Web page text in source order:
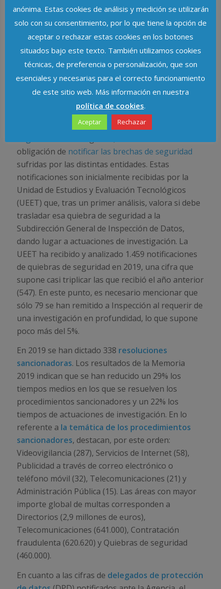
pasando de 594 de 2018 a 709 en 2019. En cuanto
a los casos con componentes transfronterizos que
afectan a ciudadanos o a responsables en España,
la AEPD colabora en su resolución. Durante 2019
la Agencia ha participado en 21 nuevos casos
como autoridad principal y 565 como autoridad
interesada, lo que supone un 140% de crecimiento
respecto al año anterior.
notificaciones de quiebras de
obligación de notificar las brechas de seguridad
sufridas por las distintas entidades. Estas
notificaciones son inicialmente recibidas por la
Unidad de Estudios y Evaluación Tecnológicos
(UEET) que, tras un primer análisis, valora si debe
trasladar esa quiebra de seguridad a la
Subdirección General de Inspección de Datos,
dando lugar a actuaciones de investigación. La
UEET ha recibido y analizado 1.459 notificaciones
de quiebras de seguridad en 2019, una cifra que
supone casi triplicar las que recibió el año anterior
(547). En este punto, es necesario mencionar que
sólo 79 se han remitido a Inspección al requerir de
una investigación en profundidad, lo que supone
poco más del 5%.
En 2019 se han dictado 338 resoluciones
sancionadoras. Los resultados de la Memoria
2019 indican que se han reducido un 29% los
tiempos medios en los que se resuelven los
procedimientos sancionadores y un 22% los
tiempos de actuaciones de investigación. En lo
referente a la temática de los procedimientos
sancionadores, destacan, por este orden:
Videovigilancia (287), Servicios de Internet (58),
Publicidad a través de correo electrónico o
teléfono móvil (32), Telecomunicaciones (21) y
Administración Pública (15). Las áreas con mayor
importe global de multas corresponden a
Directorios (2,9 millones de euros),
Telecomunicaciones (641.000), Contratación
fraudulenta (620.620) y Quiebras de seguridad
(460.000).
En cuanto a las cifras de delegados de protección
anónima. Estas cookies de análisis y medición se utilizarán
solo con su consentimiento, por lo que tiene la opción de
aceptar o rechazar estas cookies en los botones
situados bajo este texto. También utilizamos cookies
técnicas, de preferencia o personalización, que son
esenciales y necesarias para el correcto funcionamiento
de este sitio web. Más información en nuestra
política de cookies.
Aceptar Rechazar